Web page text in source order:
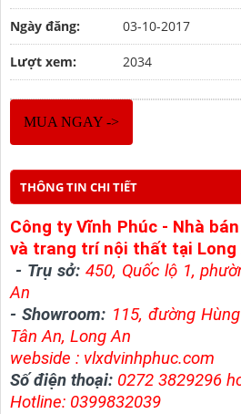
Ngày đăng: 03-10-2017
Lượt xem: 2034
MUA NGAY ->
THÔNG TIN CHI TIẾT
Công ty Vĩnh Phúc - Nhà
và trang trí nội thất tại Long
- Trụ sở: 450, Quốc lộ 1,
An
- Showroom: 115, đường
Tân An, Long An
webside : vlxdvinhphuc.com
Số điện thoại: 0272 3829296
Hotline: 0399832039